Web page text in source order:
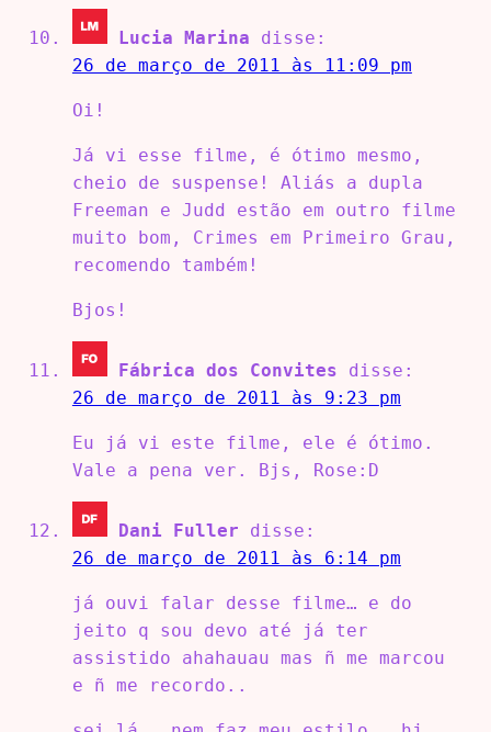
Lucia Marina
disse:
26 de março de 2011 às 11:09 pm
Oi!
Já vi esse filme, é ótimo mesmo,
cheio de suspense! Aliás a dupla
Freeman e Judd estão em outro filme
muito bom, Crimes em Primeiro Grau,
recomendo também!
Bjos!
Fábrica dos Convites
disse:
26 de março de 2011 às 9:23 pm
Eu já vi este filme, ele é ótimo.
Vale a pena ver. Bjs, Rose:D
Dani Fuller
disse:
26 de março de 2011 às 6:14 pm
já ouvi falar desse filme… e do
jeito q sou devo até já ter
assistido ahahauau mas ñ me marcou
e ñ me recordo..